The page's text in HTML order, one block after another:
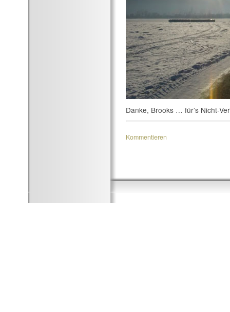
Danke, Brooks … für’s Nicht-
Kommentieren